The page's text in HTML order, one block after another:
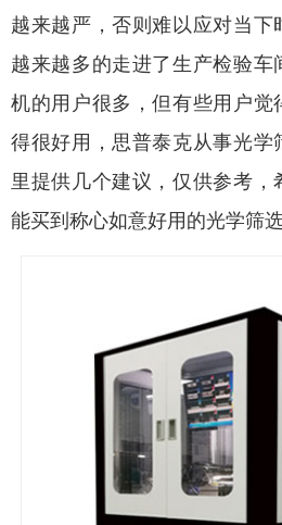
越来越严，否则难以应对当下
越来越多的走进了生产检验
机的用户很多，但有些用户
得很好用，思普泰克从事光
里提供几个建议，仅供参考
能买到称心如意好用的光学筛选